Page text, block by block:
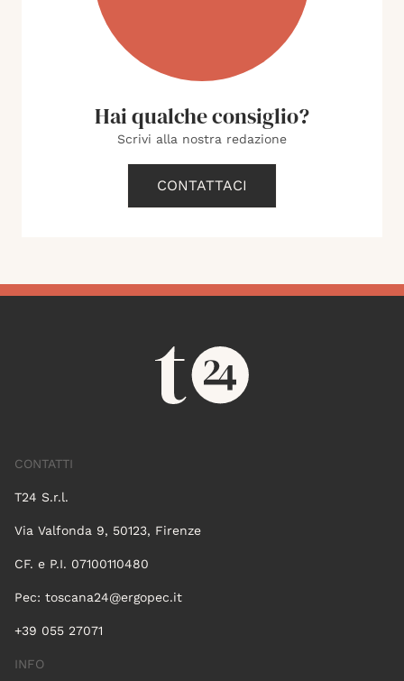
Hai qualche consiglio?
Scrivi alla nostra redazione
CONTATTACI
CONTATTI
T24 S.r.l.
Via Valfonda 9, 50123, Firenze
CF. e P.I. 07100110480
Pec: toscana24@ergopec.it
+39 055 27071
INFO